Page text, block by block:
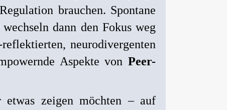
brauchen. Spontane
dann den Fokus weg
neurodivergenten
Aspekte vonPeer-
zeigen möchten – auf